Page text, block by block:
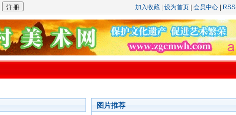
加入收藏 设为首页 会员中心 RSS
图片推荐